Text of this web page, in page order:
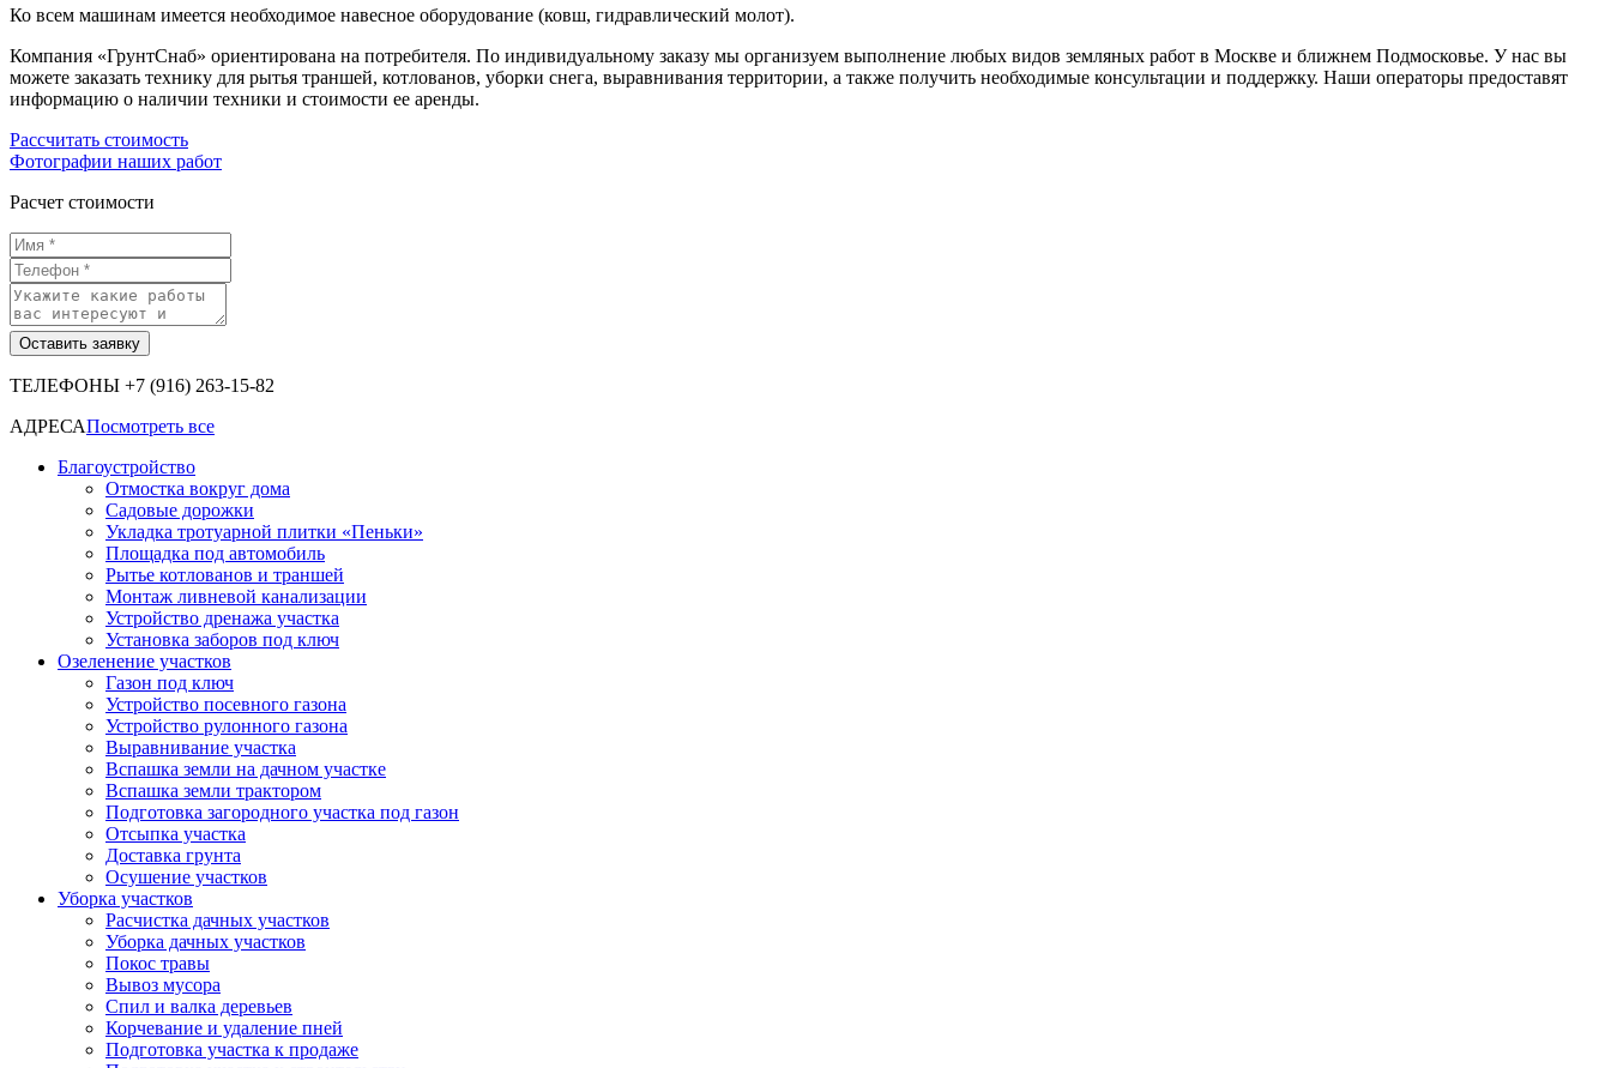
Ко всем машинам имеется необходимое навесное оборудование (ковш, гидравлический молот).
Компания «ГрунтСнаб» ориентирована на потребителя. По индивидуальному заказу мы организуем выполнение любых видов земляных работ в Москве и ближнем Подмосковье. У нас вы
можете заказать технику для рытья траншей, котлованов, уборки снега, выравнивания территории, а также получить необходимые консультации и поддержку. Наши операторы предоставят
информацию о наличии техники и стоимости ее аренды.
Рассчитать стоимость
Фотографии наших работ
Расчет стоимости
ТЕЛЕФОНЫ +7 (916) 263-15-82
АДРЕСАПосмотреть все
Благоустройство
Отмостка вокруг дома
Садовые дорожки
Укладка тротуарной плитки «Пеньки»
Площадка под автомобиль
Рытье котлованов и траншей
Монтаж ливневой канализации
Устройство дренажа участка
Установка заборов под ключ
Озеленение участков
Газон под ключ
Устройство посевного газона
Устройство рулонного газона
Выравнивание участка
Вспашка земли на дачном участке
Вспашка земли трактором
Подготовка загородного участка под газон
Отсыпка участка
Доставка грунта
Осушение участков
Уборка участков
Расчистка дачных участков
Уборка дачных участков
Покос травы
Вывоз мусора
Спил и валка деревьев
Корчевание и удаление пней
Подготовка участка к продаже